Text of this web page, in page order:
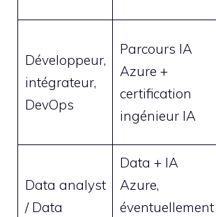
Développeur,
intégrateur,
DevOps
Parcours IA
Azure +
certification
ingénieur IA
Data analyst
/ Data
Data + IA
Azure,
éventuellement